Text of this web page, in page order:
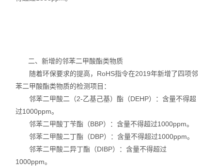
镀层测厚仪/膜厚仪
光谱仪
气质联用仪
RoHS2.0检测仪
二、新增的邻苯二甲酸酯类物质
随着环保要求的提高，RoHS指令在2019年新增了四项邻
苯二甲酸酯类物质的检测项目：
邻苯二甲酸二（2-乙基己基）酯（DEHP）：含量不得超
过1000ppm。
邻苯二甲酸丁苄酯（BBP）：含量不得超过1000ppm。
邻苯二甲酸二丁酯（DBP）：含量不得超过1000ppm。
邻苯二甲酸二异丁酯（DIBP）：含量不得超过
1000ppm。